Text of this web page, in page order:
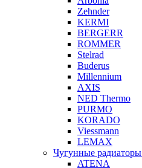
Zehnder
KERMI
BERGERR
ROMMER
Stelrad
Buderus
Millennium
AXIS
NED Thermo
PURMO
KORADO
Viessmann
LEMAX
Чугунные радиаторы
ATENA